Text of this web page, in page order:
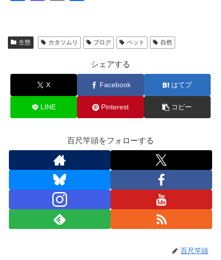
e
o
k
o
o
n
生態 カタツムリ ブログ ペット 自然
シェアする
X Facebook はてブ
LINE Pinterest コピー
百尺竿頭をフォローする
百尺竿頭